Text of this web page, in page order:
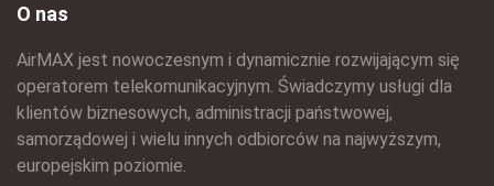
O nas
AirMAX jest nowoczesnym i dynamicznie rozwijającym się
operatorem telekomunikacyjnym. Świadczymy usługi dla
klientów biznesowych, administracji państwowej,
samorządowej i wielu innych odbiorców na najwyższym,
europejskim poziomie.